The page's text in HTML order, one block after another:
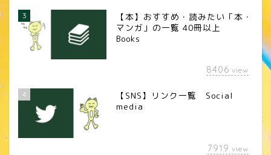
3
【本】おすすめ・読みたい「本・
マンガ」の一覧 40冊以上
Books
8406 view
4
【SNS】リンク一覧 Social
media
7919 view